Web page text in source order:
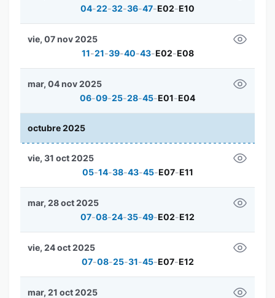
04-22-32-36-47-E02-E10
11-21-39-40-43-E02-E08
vie, 07 nov 2025
06-09-25-28-45-E01-E04
mar, 04 nov 2025
octubre 2025
05-14-38-43-45-E07-E11
vie, 31 oct 2025
07-08-24-35-49-E02-E12
mar, 28 oct 2025
07-08-25-31-45-E07-E12
vie, 24 oct 2025
mar, 21 oct 2025